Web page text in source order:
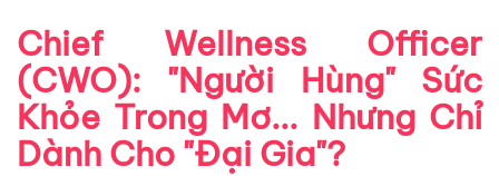
Chief Wellness Officer
(CWO): "Người Hùng" Sức
Khỏe Trong Mơ... Nhưng Chỉ
Dành Cho "Đại Gia"?